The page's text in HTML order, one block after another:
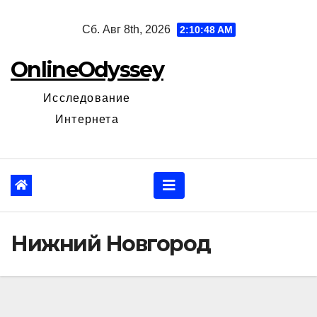
Сб. Авг 8th, 2026 2:10:49 AM
OnlineOdyssey
Исследование
Интернета
Нижний Новгород